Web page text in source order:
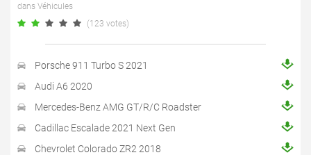
dans Véhicules
(123 votes)
Porsche 911 Turbo S 2021
Audi A6 2020
Mercedes-Benz AMG GT/R/C Roadster
Cadillac Escalade 2021 Next Gen
Chevrolet Colorado ZR2 2018